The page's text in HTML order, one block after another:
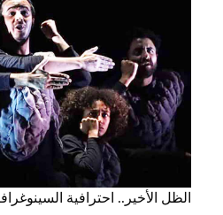
الظل الأخير.. احترافية السينوغرافيا